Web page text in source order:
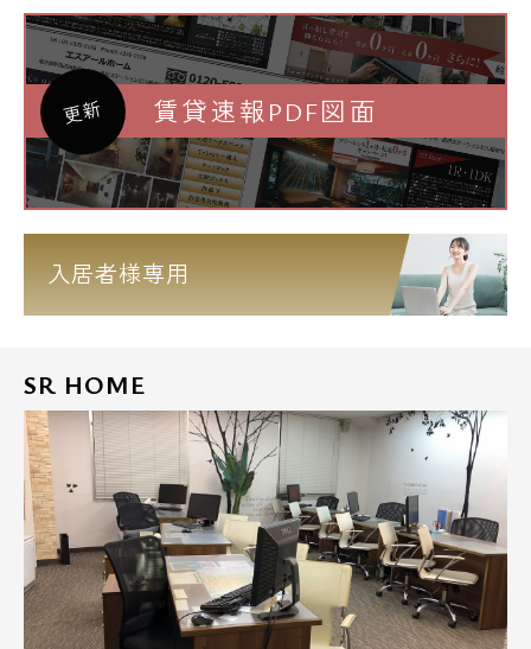
更新 賃貸速報PDF図面
入居者様専用
SR HOME